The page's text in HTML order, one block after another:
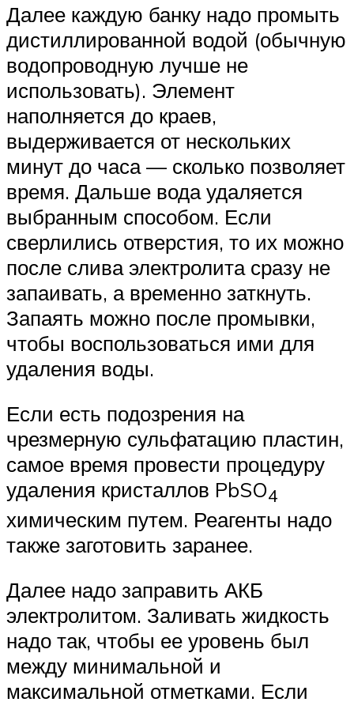
Далее каждую банку надо промыть
дистиллированной водой (обычную
водопроводную лучше не
использовать). Элемент
наполняется до краев,
выдерживается от нескольких
минут до часа — сколько позволяет
время. Дальше вода удаляется
выбранным способом. Если
сверлились отверстия, то их можно
после слива электролита сразу не
запаивать, а временно заткнуть.
Запаять можно после промывки,
чтобы воспользоваться ими для
удаления воды.
Если есть подозрения на
чрезмерную сульфатацию пластин,
самое время провести процедуру
удаления кристаллов PbSO4
химическим путем. Реагенты надо
также заготовить заранее.
Далее надо заправить АКБ
электролитом. Заливать жидкость
надо так, чтобы ее уровень был
между минимальной и
максимальной отметками. Если